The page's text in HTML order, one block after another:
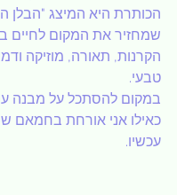
הכותרת היא המיצג "הבלן
שמחזיר את המקום לחיים
הקרנות, תאורה, מוזיקה
טבעי.
במקום להסתכל על מבנה
כאילו אני אורחת בחמאם
עכשיו.